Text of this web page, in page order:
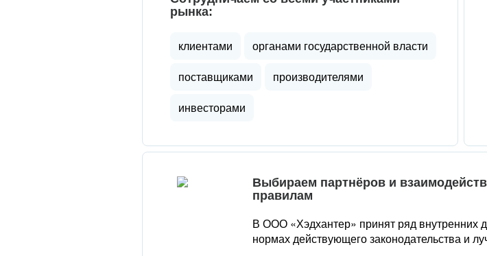
рынка:
клиентами
органами государственной власти
поставщиками
производителями
инвесторами
Выбираем партнёров и
правилам
В ООО «Хэдхантер» принят ряд внутренних
нормах действующего законодательства и